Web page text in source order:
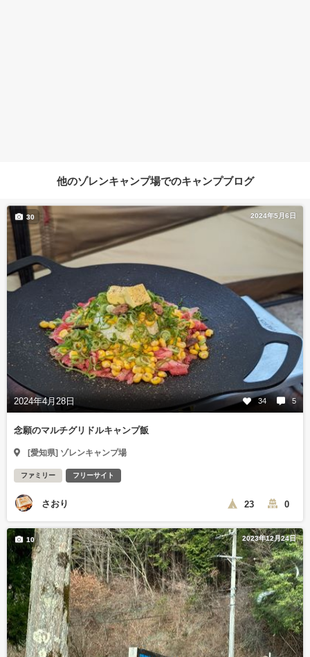
他のゾレンキャンプ場でのキャンプブログ
2024年5月6日
2024年4月28日 34 5
30
念願のマルチグリドルキャンプ飯
[愛知県] ゾレンキャンプ場
ファミリー フリーサイト
さおり 23 0
2023年12月24日
10